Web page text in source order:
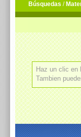
Búsquedas /
Haz un clic en
Tambien